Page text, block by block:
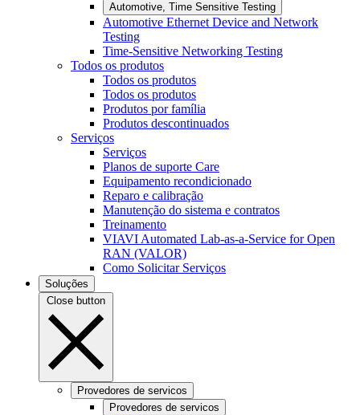
Automotive, Time Sensitive Testing
Automotive Ethernet Device and Network
Testing
Time-Sensitive Networking Testing
Todos os produtos
Todos os produtos
Todos os produtos
Produtos por família
Produtos descontinuados
Serviços
Serviços
Planos de suporte Care
Equipamento recondicionado
Reparo e calibração
Manutenção do sistema e contratos
Treinamento
VIAVI Automated Lab-as-a-Service for Open
RAN (VALOR)
Como Solicitar Serviços
Soluções
Close button
Provedores de servicos
Provedores de servicos